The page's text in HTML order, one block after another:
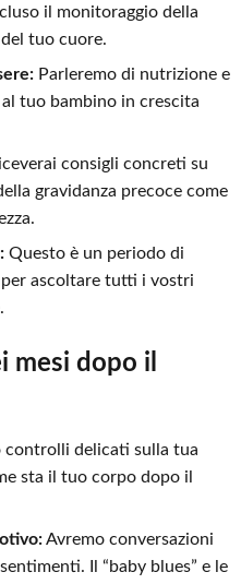
il monitoraggio della
del tuo cuore.
Parleremo di nutrizione e
tuo bambino in crescita
consigli concreti su
gravidanza precoce come
Questo è un periodo di
ascoltare tutti i vostri
mesi dopo il
controlli delicati sulla tua
sta il tuo corpo dopo il
Avremo conversazioni
Il “baby blues” e le